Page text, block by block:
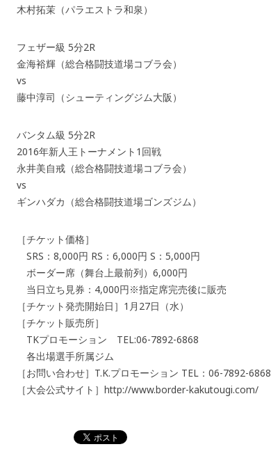
木村拓茉（パラエストラ和泉）
フェザー級 5分2R
金海裕輝（総合格闘技道場コブラ会）
vs
藤中淳司（シューティングジム大阪）
バンタム級 5分2R
2016年新人王トーナメント1回戦
永井美自戒（総合格闘技道場コブラ会）
vs
ギンハダカ（総合格闘技道場ゴンズジム）
［チケット価格］
SRS：8,000円 RS：6,000円 S：5,000円
ボーダー席（舞台上最前列）6,000円
当日立ち見券：4,000円※指定席完売後に販売
［チケット発売開始日］1月27日（水）
［チケット販売所］
TKプロモーション TEL:06-7892-6868
各出場選手所属ジム
［お問い合わせ］T.K.プロモーション TEL：06-7892-6868
［大会公式サイト］http://www.border-kakutougi.com/